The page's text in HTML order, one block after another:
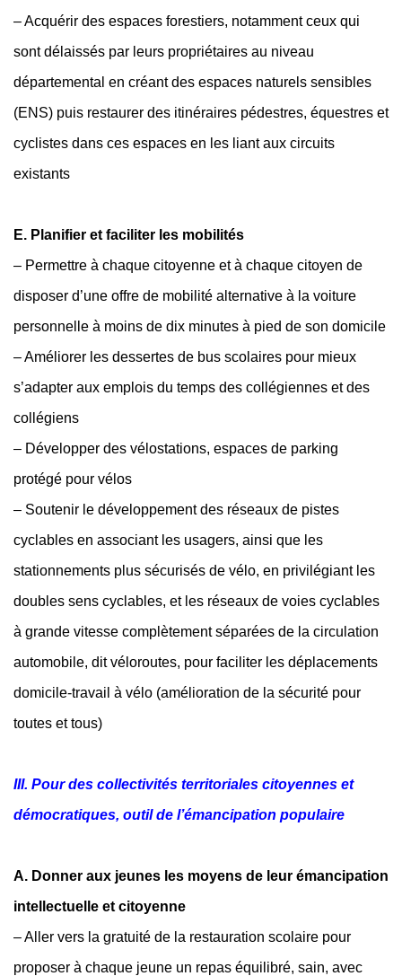
– Acquérir des espaces forestiers, notamment ceux qui
sont délaissés par leurs propriétaires au niveau
départemental en créant des espaces naturels sensibles
(ENS) puis restaurer des itinéraires pédestres, équestres et
cyclistes dans ces espaces en les liant aux circuits
existants
E. Planifier et faciliter les mobilités
– Permettre à chaque citoyenne et à chaque citoyen de
disposer d’une offre de mobilité alternative à la voiture
personnelle à moins de dix minutes à pied de son domicile
– Améliorer les dessertes de bus scolaires pour mieux
s’adapter aux emplois du temps des collégiennes et des
collégiens
– Développer des vélostations, espaces de parking
protégé pour vélos
– Soutenir le développement des réseaux de pistes
cyclables en associant les usagers, ainsi que les
stationnements plus sécurisés de vélo, en privilégiant les
doubles sens cyclables, et les réseaux de voies cyclables
à grande vitesse complètement séparées de la circulation
automobile, dit véloroutes, pour faciliter les déplacements
domicile-travail à vélo (amélioration de la sécurité pour
toutes et tous)
III. Pour des collectivités territoriales citoyennes et
démocratiques, outil de l’émancipation populaire
A. Donner aux jeunes les moyens de leur émancipation
intellectuelle et citoyenne
– Aller vers la gratuité de la restauration scolaire pour
proposer à chaque jeune un repas équilibré, sain, avec